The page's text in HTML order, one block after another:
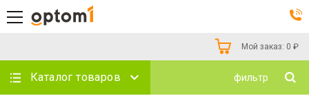
Мой заказ: 0 ₽
Каталог товаров фильтр